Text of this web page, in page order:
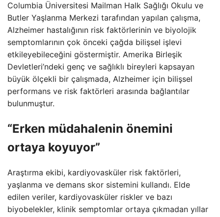
Columbia Üniversitesi Mailman Halk Sağlığı Okulu ve
Butler Yaşlanma Merkezi tarafından yapılan çalışma,
Alzheimer hastalığının risk faktörlerinin ve biyolojik
semptomlarının çok önceki çağda bilişsel işlevi
etkileyebileceğini göstermiştir. Amerika Birleşik
Devletleri’ndeki genç ve sağlıklı bireyleri kapsayan
büyük ölçekli bir çalışmada, Alzheimer için bilişsel
performans ve risk faktörleri arasında bağlantılar
bulunmuştur.
“Erken müdahalenin önemini
ortaya koyuyor”
Araştırma ekibi, kardiyovasküler risk faktörleri,
yaşlanma ve demans skor sistemini kullandı. Elde
edilen veriler, kardiyovasküler riskler ve bazı
biyobelekler, klinik semptomlar ortaya çıkmadan yıllar